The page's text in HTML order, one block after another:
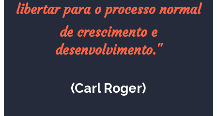
libertarpara o processo normal
de crescimento e
desenvolvimento."
(Carl Roger)